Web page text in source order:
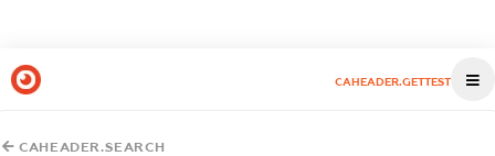
CAHEADER.GETTEST
CAHEADER.SEARCH